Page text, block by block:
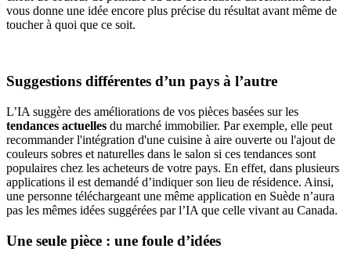
vous donne une idée encore plus précise du résultat avant même de
toucher à quoi que ce soit.
Suggestions différentes d’un pays à l’autre
L’IA suggère des améliorations de vos pièces basées sur les
tendances actuelles du marché immobilier. Par exemple, elle peut
recommander l'intégration d'une cuisine à aire ouverte ou l'ajout de
couleurs sobres et naturelles dans le salon si ces tendances sont
populaires chez les acheteurs de votre pays. En effet, dans plusieurs
applications il est demandé d’indiquer son lieu de résidence. Ainsi,
une personne téléchargeant une même application en Suède n’aura
pas les mêmes idées suggérées par l’IA que celle vivant au Canada.
Une seule pièce : une foule d’idées